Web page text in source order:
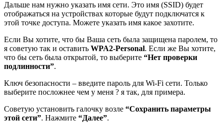
Дальше нам нужно указать имя сети. Это имя (SSID) будет
отображаться на устройствах которые будут подключатся к
этой точке доступа. Можете указать имя какое захотите.
Если Вы хотите, что бы Ваша сеть была защищена паролем, то
я советую так и оставить WPA2-Personal. Если же Вы хотите,
что бы сеть была открытой, то выберите “Нет проверки
подлинности”.
Ключ безопасности – введите пароль для Wi-Fi сети. Только
выберите посложнее чем у меня ? я так, для примера.
Советую установить галочку возле “Сохранить параметры
этой сети”. Нажмите “Далее”.